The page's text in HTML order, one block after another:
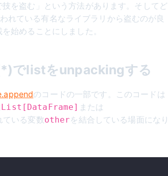
を盗む」という方法があります。そしてど
れている有名なライブラリから盗むのが良
始めることにしました。
でlistをunpackingする
のコードの一部です。このコードは
List[DataFrame] または
ている変数otherを結合している場面になり